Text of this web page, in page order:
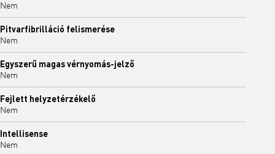
Nem
Pitvarfibrilláció felismerése
Nem
Egyszerű magas vérnyomás-jelző
Nem
Fejlett helyzetérzékelő
Nem
Intellisense
Nem